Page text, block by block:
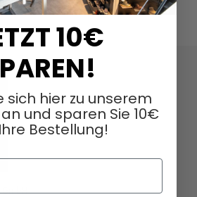
10€
sich hier zu unserem
und sparen Sie 10€
Bestellung!